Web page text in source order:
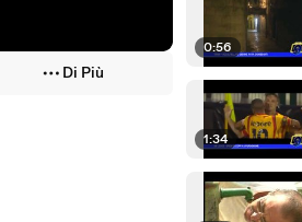
Di Più
0:56
1:34